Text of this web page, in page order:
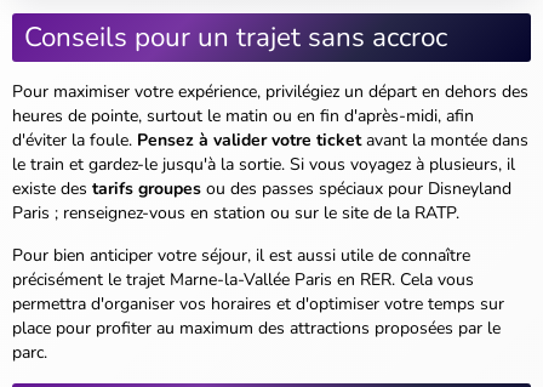
Conseils pour un trajet sans accroc
Pour maximiser votre expérience, privilégiez un départ en dehors des
heures de pointe, surtout le matin ou en fin d'après-midi, afin
d'éviter la foule. Pensez à valider votre ticketavant la montée dans
le train et gardez-le jusqu'à la sortie. Si vous voyagez à plusieurs, il
existe des tarifs groupes ou des passes spéciaux pour Disneyland
Paris ; renseignez-vous en station ou sur le site de la RATP.
Pour bien anticiper votre séjour, il est aussi utile de connaître
précisément le trajet Marne-la-Vallée Paris en RER. Cela vous
permettra d'organiser vos horaires et d'optimiser votre temps sur
place pour profiter au maximum des attractions proposées par le
parc.